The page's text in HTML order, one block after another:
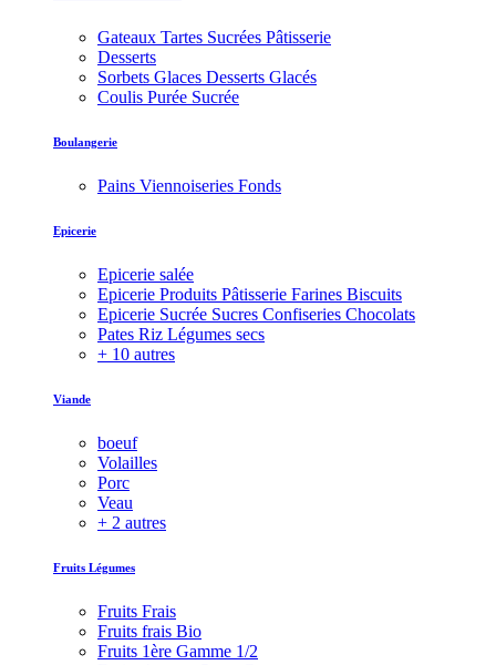
Gateaux Tartes Sucrées Pâtisserie
Desserts
Sorbets Glaces Desserts Glacés
Coulis Purée Sucrée
Boulangerie
Pains Viennoiseries Fonds
Epicerie
Epicerie salée
Epicerie Produits Pâtisserie Farines Biscuits
Epicerie Sucrée Sucres Confiseries Chocolats
Pates Riz Légumes secs
+ 10 autres
Viande
boeuf
Volailles
Porc
Veau
+ 2 autres
Fruits Légumes
Fruits Frais
Fruits frais Bio
Fruits 1ère Gamme 1/2